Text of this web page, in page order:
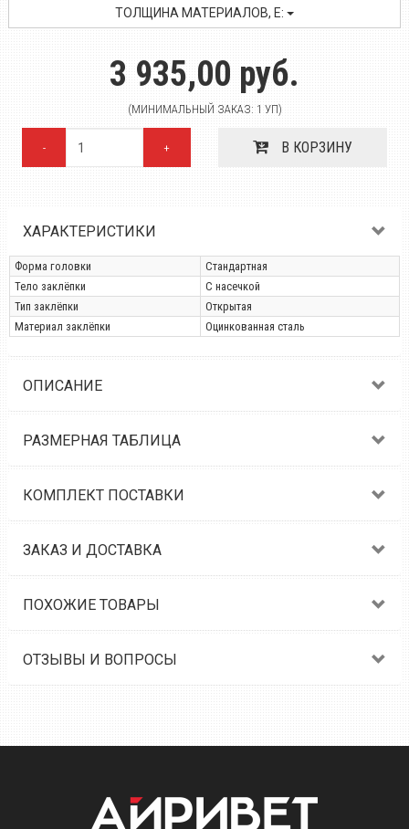
ТОЛЩИНА МАТЕРИАЛОВ, E:
3 935,00 руб.
(МИНИМАЛЬНЫЙ ЗАКАЗ: 1 УП)
- + В КОРЗИНУ
ХАРАКТЕРИСТИКИ
Форма головки
Стандартная
Тело заклёпки
С насечкой
Тип заклёпки
Открытая
Материал заклёпки
Оцинкованная сталь
ОПИСАНИЕ
РАЗМЕРНАЯ ТАБЛИЦА
КОМПЛЕКТ ПОСТАВКИ
ЗАКАЗ И ДОСТАВКА
ПОХОЖИЕ ТОВАРЫ
ОТЗЫВЫ И ВОПРОСЫ